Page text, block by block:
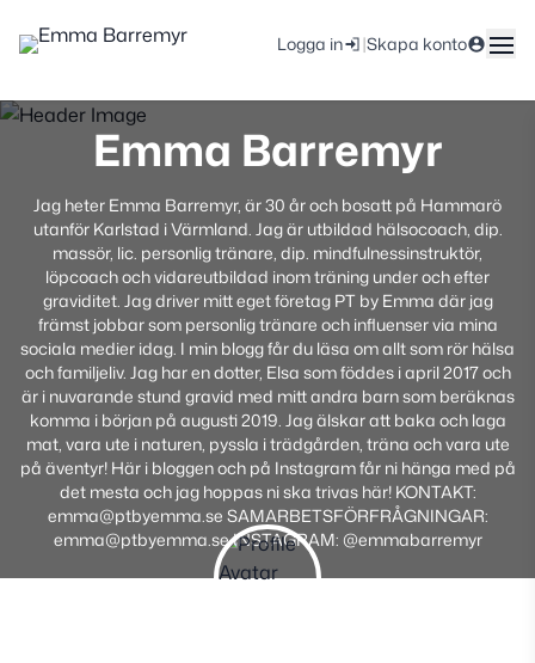
Logga in |Skapa konto
Emma Barremyr
Jag heter Emma Barremyr, är 30 år och bosatt på Hammarö
utanför Karlstad i Värmland. Jag är utbildad hälsocoach, dip.
massör, lic. personlig tränare, dip. mindfulnessinstruktör,
löpcoach och vidareutbildad inom träning under och efter
graviditet. Jag driver mitt eget företag PT by Emma där jag
främst jobbar som personlig tränare och influenser via mina
sociala medier idag. I min blogg får du läsa om allt som rör hälsa
och familjeliv. Jag har en dotter, Elsa som föddes i april 2017 och
är i nuvarande stund gravid med mitt andra barn som beräknas
komma i början på augusti 2019. Jag älskar att baka och laga
mat, vara ute i naturen, pyssla i trädgården, träna och vara ute
på äventyr! Här i bloggen och på Instagram får ni hänga med på
det mesta och jag hoppas ni ska trivas här! KONTAKT:
emma@ptbyemma.se SAMARBETSFÖRFRÅGNINGAR:
emma@ptbyemma.se INSTAGRAM: @emmabarremyr